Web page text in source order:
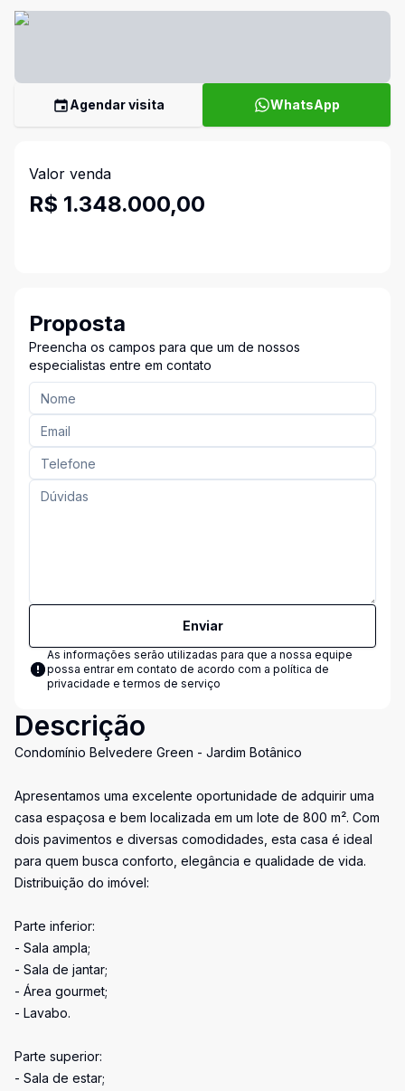
Agendar visita WhatsApp
Valor venda
R$ 1.348.000,00
Proposta
Preencha os campos para que um de nossos
especialistas entre em contato
Enviar
As informações serão utilizadas para que a nossa equipe
possa entrar em contato de acordo com a política de
privacidade e termos de serviço
Descrição
Condomínio Belvedere Green - Jardim Botânico
Apresentamos uma excelente oportunidade de adquirir uma
casa espaçosa e bem localizada em um lote de 800 m². Com
dois pavimentos e diversas comodidades, esta casa é ideal
para quem busca conforto, elegância e qualidade de vida.
Distribuição do imóvel:
Parte inferior:
- Sala ampla;
- Sala de jantar;
- Área gourmet;
- Lavabo.
Parte superior:
- Sala de estar;